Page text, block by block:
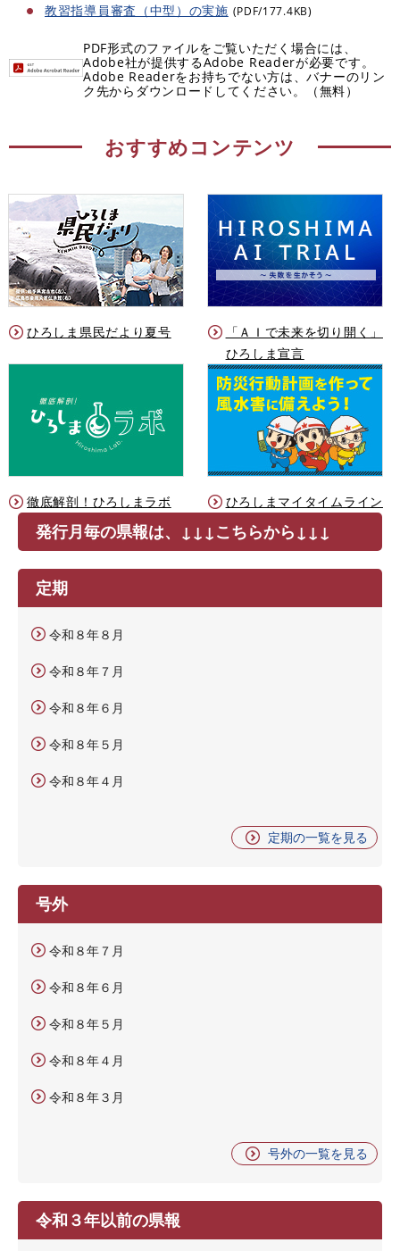
教習指導員審査（中型）の実施 (PDF/177.4KB)
PDF形式のファイルをご覧いただく場合には、
Adobe社が提供するAdobe Readerが必要です。
Adobe Readerをお持ちでない方は、バナーのリン
ク先からダウンロードしてください。（無料）
おすすめコンテンツ
ひろしま県民だより夏号
「ＡＩで未来を切り開く」
ひろしま宣言
徹底解剖！ひろしまラボ ひろしまマイタイムライン
発行月毎の県報は、↓↓↓こちらから↓↓↓
定期
令和８年８月
令和８年７月
令和８年６月
令和８年５月
令和８年４月
定期の一覧を見る
号外
令和８年７月
令和８年６月
令和８年５月
令和８年４月
令和８年３月
号外の一覧を見る
令和３年以前の県報